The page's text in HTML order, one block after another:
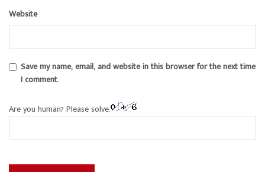
Website
Save my name, email, and website in this browser for the next time
I comment.
Are you human? Please solve: